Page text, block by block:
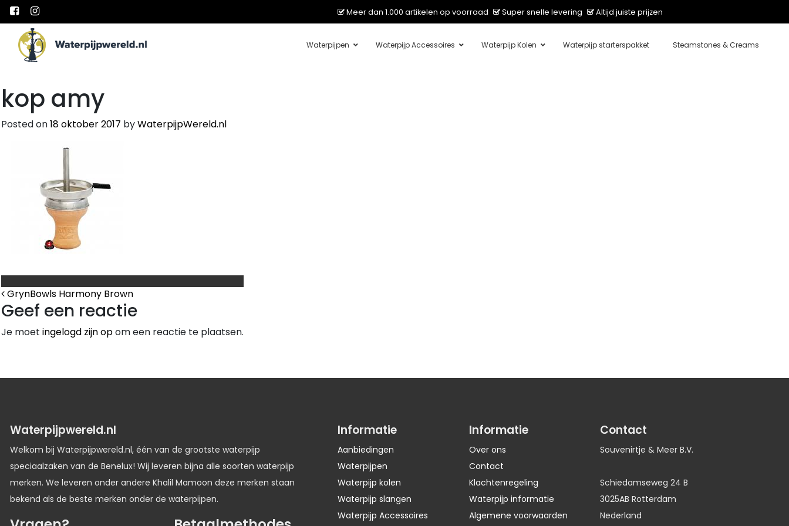
Meer dan 1.000 artikelen op voorraad Super snelle levering Altijd juiste prijzen
Main Navigation Waterpijpen Waterpijp Accessoires Waterpijp Kolen Waterpijp starterspakket Steamstones & Creams
kop amy
Posted on18 oktober 2017 byWaterpijpWereld.nl
Bericht Navigatie
GrynBowls Harmony Brown
Geef een reactie
Je moet ingelogd zijn opom een reactie te plaatsen.
Waterpijpwereld.nl
Welkom bij Waterpijpwereld.nl, één van de grootste waterpijp
speciaalzaken van de Benelux! Wij leveren bijna alle soorten waterpijp
merken. We leveren onder andere Khalil Mamoon deze merken staan
bekend als de beste merken onder de waterpijpen.
Informatie
Aanbiedingen
Waterpijpen
Waterpijp kolen
Waterpijp slangen
Waterpijp Accessoires
Informatie
Over ons
Contact
Klachtenregeling
Waterpijp informatie
Algemene voorwaarden
Contact
Souvenirtje & Meer B.V.
Schiedamseweg 24 B
3025AB Rotterdam
Nederland